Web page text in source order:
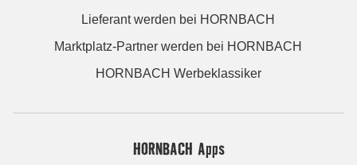
Lieferant werden bei HORNBACH
Marktplatz-Partner werden bei HORNBACH
HORNBACH Werbeklassiker
HORNBACH Apps